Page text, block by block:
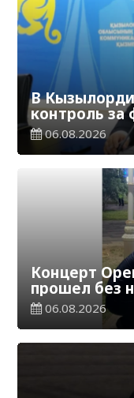
В
контроль за
дисциплиной
06.08.2026
Концерт
прошел без
06.08.2026